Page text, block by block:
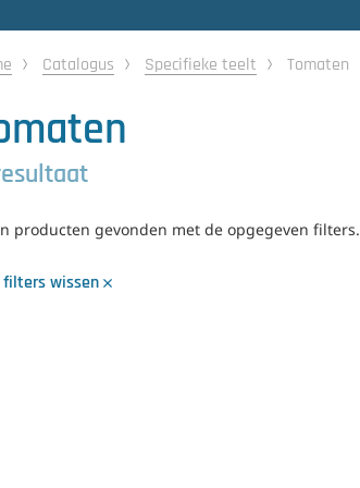
Catalogus Specifieke teelt Tomaten
producten gevonden met de opgegeven filters.
wissen